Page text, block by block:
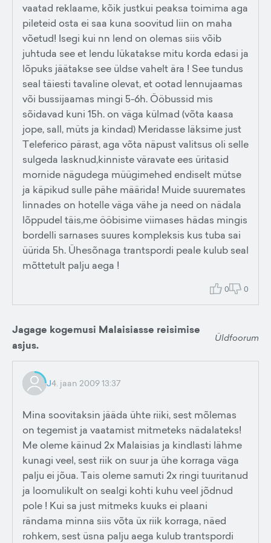
vaatad reklaame, kõik justkui peaksa toimima aga
pileteid osta ei saa kuna soovitud liin on maha
võetud! Isegi kui nn lend on olemas siis võib
juhtuda see et lendu lükatakse mitu korda edasi ja
lõpuks jäätakse see üldse vahelt ära ! See tundus
seal täiesti tavaline olevat, et ootad lennujaamas
või bussijaamas mingi 5-6h. Ööbussid mis
sõidavad kuni 15h. on väga külmad (võta kaasa
jope, sall, müts ja kindad) Meridasse läksime just
Teleferico pärast, aga võta näpust valitsus oli selle
sulgeda lasknud,kinniste väravate ees üritasid
mornide nägudega müügimehed endiselt mütse
ja käpikud sulle pähe määrida! Muide suuremates
linnades on hotelle väga vähe ja need on nädala
lõppudel täis,me ööbisime viimases hädas mingis
bordelli sarnases suures kompleksis kus tuba sai
üürida 5h. Ühesõnaga trantspordi peale kulub seal
mõttetult palju aega !
0 0
Jagage kogemusi Malaisiasse reisimise
asjus.
Üldfoorum
J4. jaan 2009 13:37
Mina soovitaksin jääda ühte riiki, sest mõlemas
on tegemist ja vaatamist mitmeteks nädalateks!
Me oleme käinud 2x Malaisias ja kindlasti lähme
kunagi veel, sest riik on suur ja ühe korraga väga
palju ei jõua. Tais oleme samuti 2x ringi tuuritanud
ja loomulikult on sealgi kohti kuhu veel jõdnud
pole ! Kui sa just mitmeks kuuks ei plaani
rändama minna siis võta üx riik korraga, näed
rohkem, sest üsna palju aega kulub trantspordi